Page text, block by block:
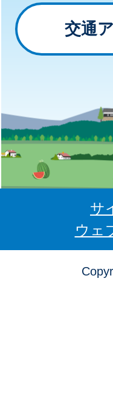
っ
と
ゅ
う
ぜ
交通
サ
ウェ